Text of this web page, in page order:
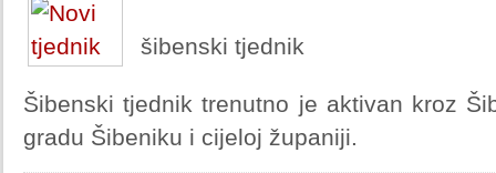
šibenski tjednik
Šibenski tjednik trenutno je aktivan kroz
gradu Šibeniku i cijeloj županiji.